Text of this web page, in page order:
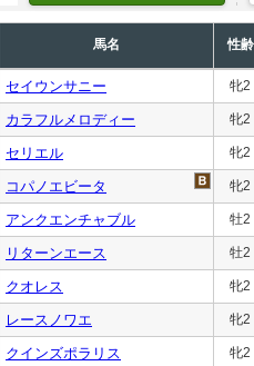
馬名 性齢
セイウンサニー 牝2
カラフルメロディー 牝2
セリエル 牝2
コパノエビータ 牝2
アンクエンチャブル 牡2
リターンエース 牡2
クオレス 牝2
レースノワエ 牝2
クインズポラリス 牝2